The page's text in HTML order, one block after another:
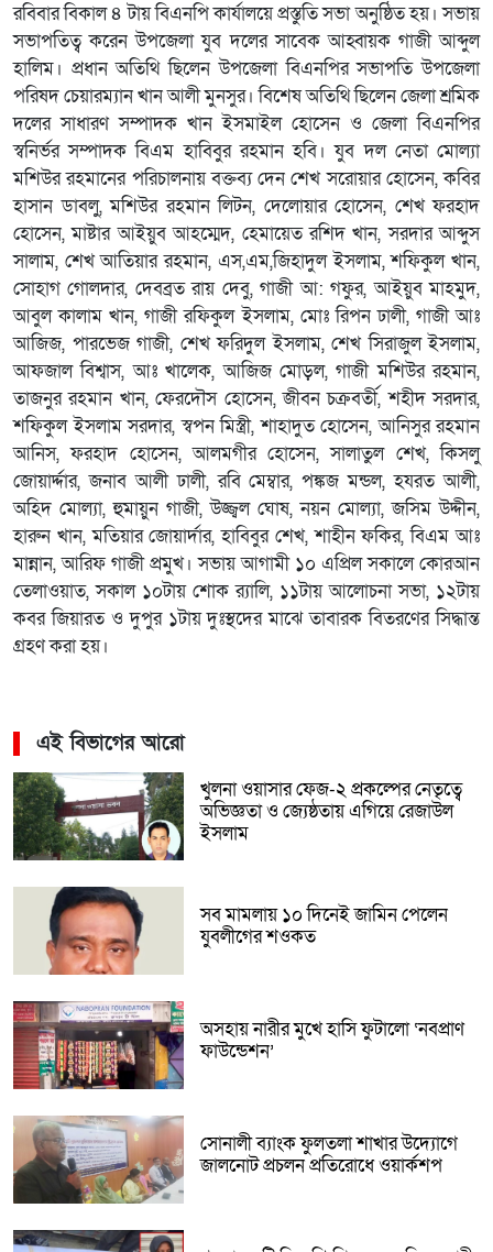
রবিবার বিকাল ৪ টায় বিএনপি কার্যালয়ে প্রস্তুতি সভা অনুষ্ঠিত হয়। সভায়
সভাপতিত্ব করেন উপজেলা যুব দলের সাবেক আহ্বায়ক গাজী আব্দুল
হালিম। প্রধান অতিথি ছিলেন উপজেলা বিএনপির সভাপতি উপজেলা
পরিষদ চেয়ারম্যান খান আলী মুনসুর। বিশেষ অতিথি ছিলেন জেলা শ্রমিক
দলের সাধারণ সম্পাদক খান ইসমাইল হোসেন ও জেলা বিএনপির
স্বনির্ভর সম্পাদক বিএম হাবিবুর রহমান হবি। যুব দল নেতা মোল্যা
মশিউর রহমানের পরিচালনায় বক্তব্য দেন শেখ সরোয়ার হোসেন, কবির
হাসান ডাবলু, মশিউর রহমান লিটন, দেলোয়ার হোসেন, শেখ ফরহাদ
হোসেন, মাষ্টার আইয়ুব আহম্মেদ, হেমায়েত রশিদ খান, সরদার আব্দুস
সালাম, শেখ আতিয়ার রহমান, এস,এম,জিহাদুল ইসলাম, শফিকুল খান,
সোহাগ গোলদার, দেবব্রত রায় দেবু, গাজী আ: গফুর, আইয়ুব মাহমুদ,
আবুল কালাম খান, গাজী রফিকুল ইসলাম, মোঃ রিপন ঢালী, গাজী আঃ
আজিজ, পারভেজ গাজী, শেখ ফরিদুল ইসলাম, শেখ সিরাজুল ইসলাম,
আফজাল বিশ্বাস, আঃ খালেক, আজিজ মোড়ল, গাজী মশিউর রহমান,
তাজনুর রহমান খান, ফেরদৌস হোসেন, জীবন চক্রবর্তী, শহীদ সরদার,
শফিকুল ইসলাম সরদার, স্বপন মিস্ত্রী, শাহাদুত হোসেন, আনিসুর রহমান
আনিস, ফরহাদ হোসেন, আলমগীর হোসেন, সালাতুল শেখ, কিসলু
জোয়ার্দ্দার, জনাব আলী ঢালী, রবি মেম্বার, পঙ্কজ মন্ডল, হযরত আলী,
অহিদ মোল্যা, হুমায়ুন গাজী, উজ্জ্বল ঘোষ, নয়ন মোল্যা, জসিম উদ্দীন,
হারুন খান, মতিয়ার জোয়ার্দার, হাবিবুর শেখ, শাহীন ফকির, বিএম আঃ
মান্নান, আরিফ গাজী প্রমুখ। সভায় আগামী ১০ এপ্রিল সকালে কোরআন
তেলাওয়াত, সকাল ১০টায় শোক র‌্যালি, ১১টায় আলোচনা সভা, ১২টায়
কবর জিয়ারত ও দুপুর ১টায় দুঃস্থদের মাঝে তাবারক বিতরণের সিদ্ধান্ত
গ্রহণ করা হয়।
এই বিভাগের আরো
খুলনা ওয়াসার ফেজ-২ প্রকল্পের নেতৃত্বে
অভিজ্ঞতা ও জ্যেষ্ঠতায় এগিয়ে রেজাউল
ইসলাম
সব মামলায় ১০ দিনেই জামিন পেলেন
যুবলীগের শওকত
অসহায় নারীর মুখে হাসি ফুটালো ‘নবপ্রাণ
ফাউন্ডেশন’
সোনালী ব্যাংক ফুলতলা শাখার উদ্যোগে
জালনোট প্রচলন প্রতিরোধে ওয়ার্কশপ